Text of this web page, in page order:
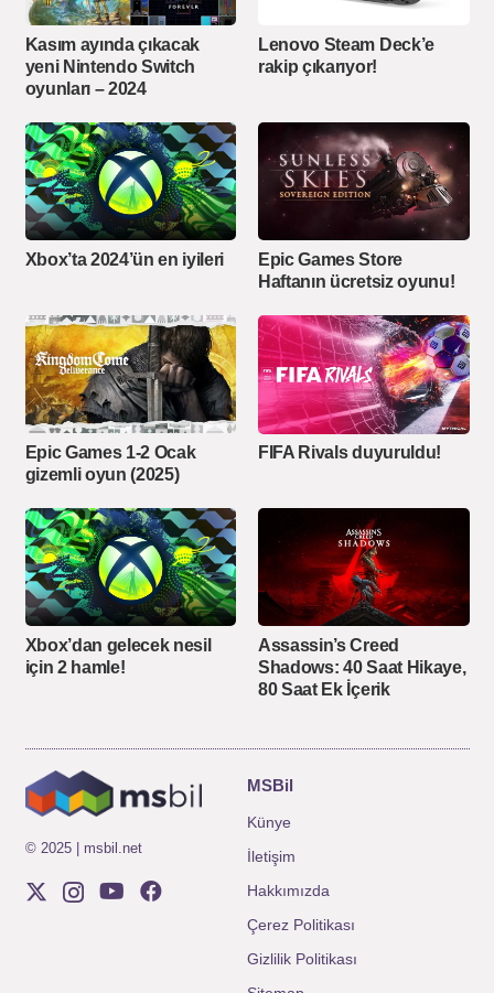
Kasım ayında çıkacak
yeni Nintendo Switch
oyunları – 2024
Lenovo Steam Deck’e
rakip çıkarıyor!
Xbox’ta 2024’ün en iyileri
Epic Games Store
Haftanın ücretsiz oyunu!
Epic Games 1-2 Ocak
gizemli oyun (2025)
FIFA Rivals duyuruldu!
Xbox’dan gelecek nesil
için 2 hamle!
Assassin’s Creed
Shadows: 40 Saat Hikaye,
80 Saat Ek İçerik
© 2025 | msbil.net
MSBil
Künye
İletişim
Hakkımızda
Çerez Politikası
Gizlilik Politikası